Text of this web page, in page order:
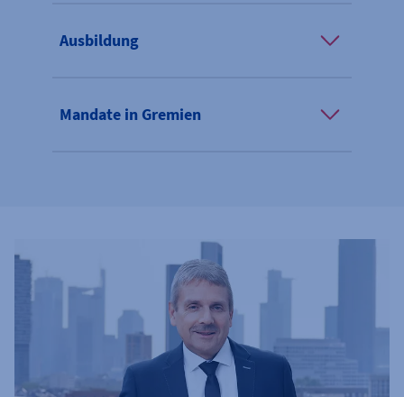
Ausbildung
Mandate in Gremien